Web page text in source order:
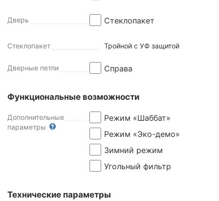
Дверь Стеклопакет
Стеклопакет Тройной с УФ защитой
Дверные петли Справа
Функциональные возможности
Дополнительные
параметры
Режим «Шаббат»
Режим «Эко-демо»
Зимний режим
Угольный фильтр
Технические параметры